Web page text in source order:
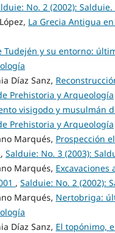
No. 2 (2002):
La Grecia Antigua
Tudején y su entorno:
Díaz Sanz,
Prehistoria y Arqueología
visigodo y musulmán
Prehistoria y Arqueología
Marqués, Prospección
, Salduie: No. 3 (2003):
Marqués,
, Salduie: No. 2 (2002):
Marqués, Nertobriga:
Díaz Sanz, El topónimo,